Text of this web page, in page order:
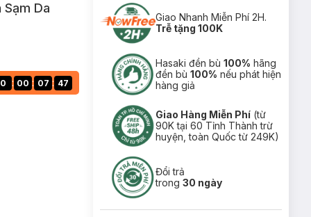
Da
0 : 00 : 07 : 46
Giao Nhanh Miễn Phí 2H.
Trễ tặng 100K
Hasaki đền bù100% hãng
đền bù100% nếu phát hiện
hàng giả
Giao Hàng Miễn Phí (từ
90K tại 60 Tỉnh Thành trừ
huyện, toàn Quốc từ 249K)
Đổi trả
trong30 ngày